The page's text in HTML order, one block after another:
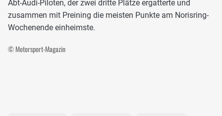
Abt-Audi-Piloten, der zwei dritte Plätze ergatterte und
zusammen mit Preining die meisten Punkte am Norisring-
Wochenende einheimste.
© Motorsport-Magazin